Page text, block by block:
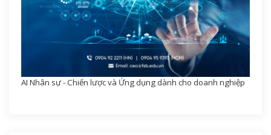
AI Nhân sự - Chiến lược và Ứng dụng dành cho doanh nghiệp